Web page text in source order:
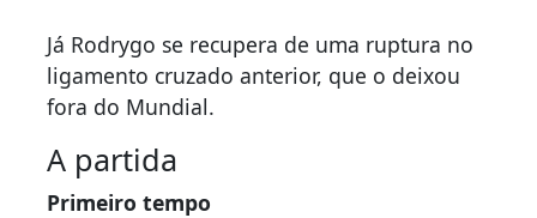
Já Rodrygo se recupera de uma ruptura no
ligamento cruzado anterior, que o deixou
fora do Mundial.
A partida
Primeiro tempo